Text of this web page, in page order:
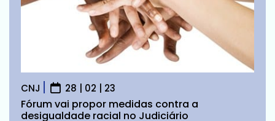
CNJ 28 | 02 | 23
Fórum vai propor medidas contra a
desigualdade racial no Judiciário